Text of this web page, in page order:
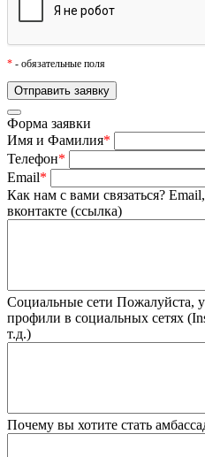
* - обязательные поля
Форма заявки
Имя и Фамилия*
Телефон*
Email*
Как нам с вами связаться?
вконтакте (ссылка)
Социальные сети Пожалуйста,
профили в социальных сетях
т.д.)
Почему вы хотите стать